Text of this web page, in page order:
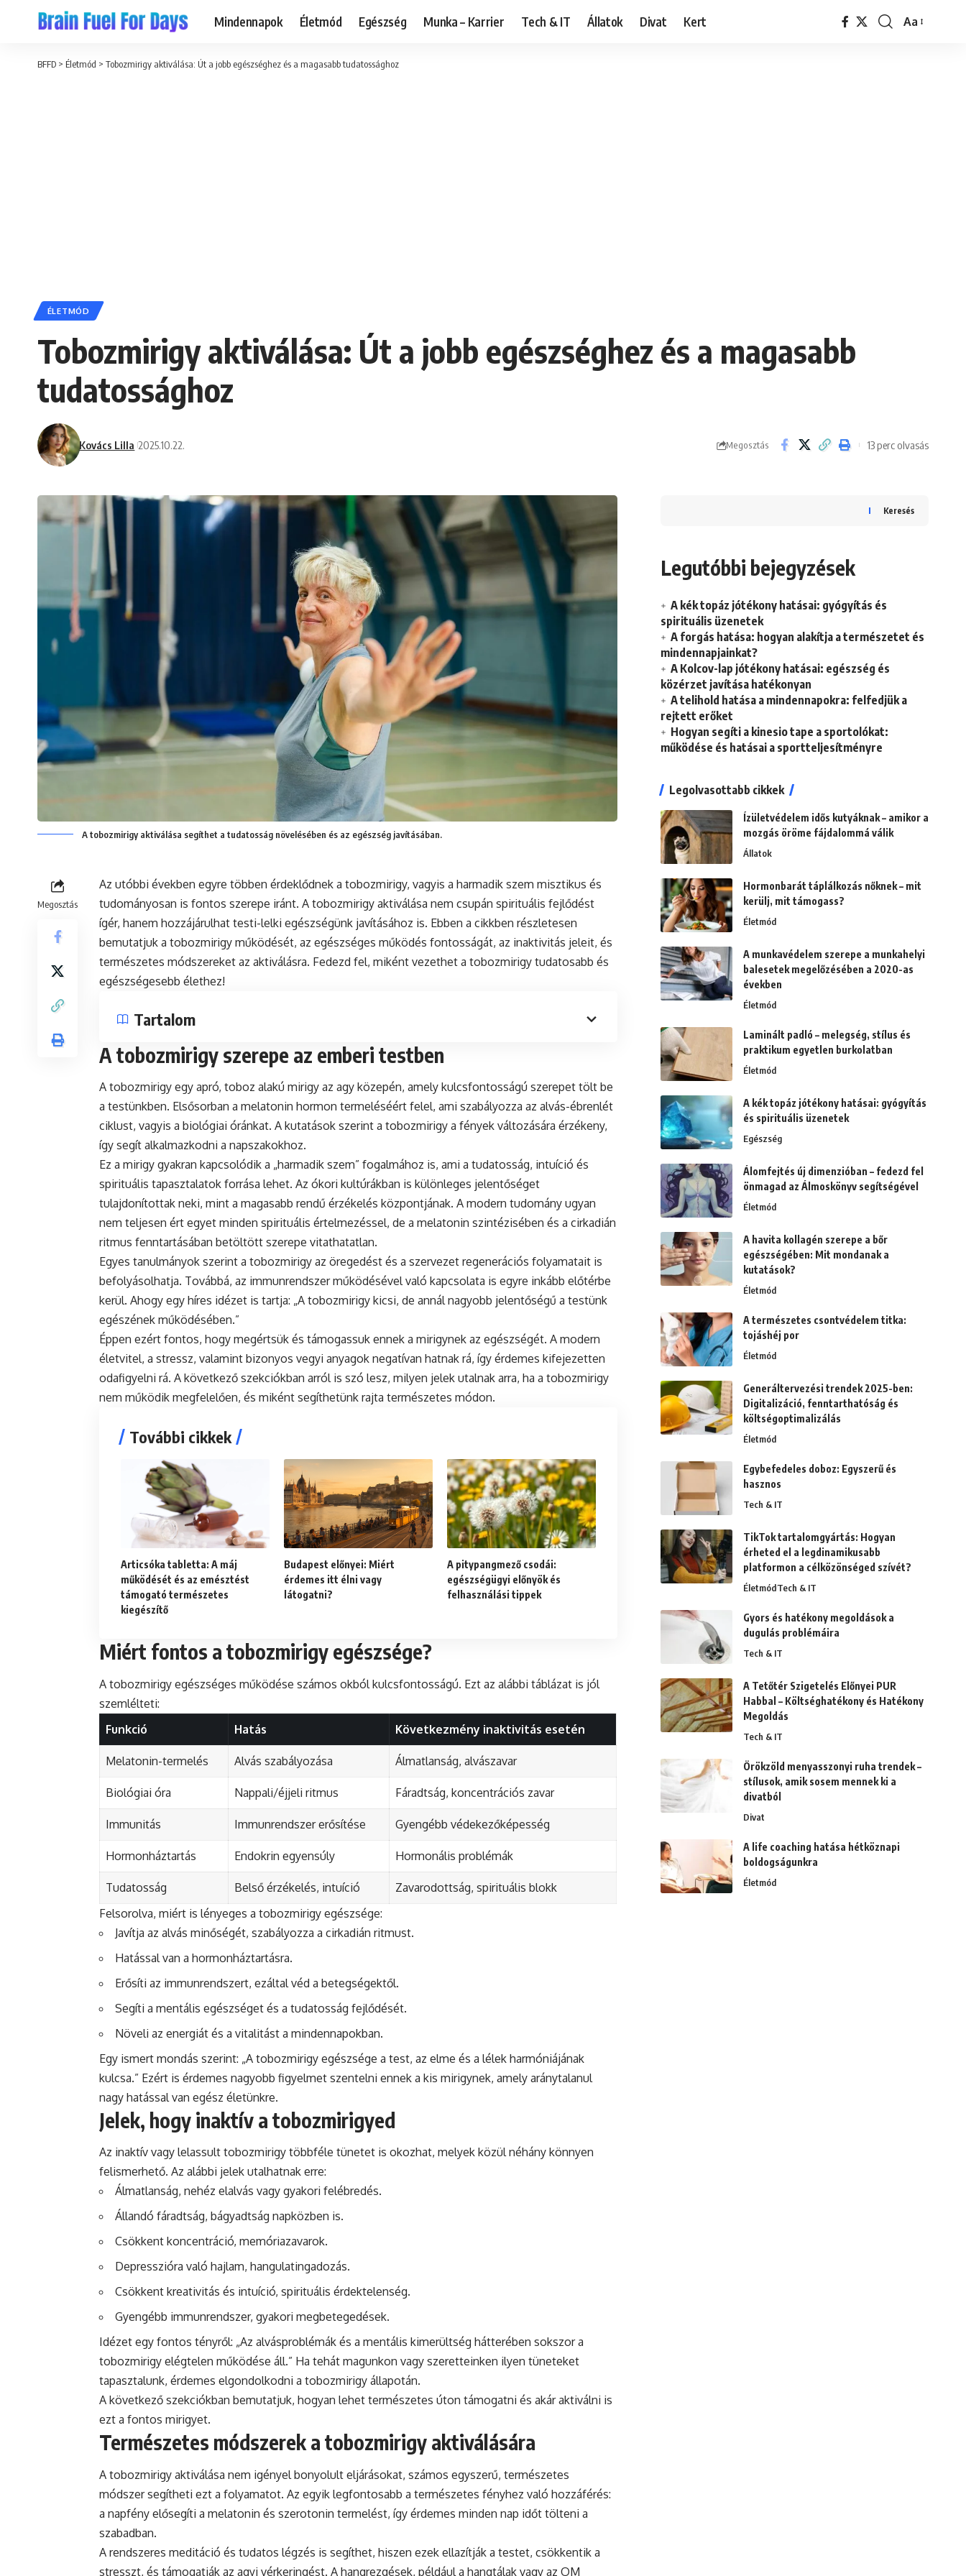
Mindennapok Életmód Egészség Munka – Karrier Tech & IT Állatok Divat Kert
Font
Aa
BFFD > Életmód > Tobozmirigy aktiválása: Út a jobb egészséghez és a magasabb tudatossághoz
ÉLETMÓD
Tobozmirigy aktiválása: Út a jobb egészséghez és a magasabb
tudatossághoz
Kovács Lilla 2025.10.22. Megosztás 13 perc olvasás
A tobozmirigy aktiválása segíthet a tudatosság növelésében és az egészség javításában.
Megosztás
Az utóbbi években egyre többen érdeklődnek a tobozmirigy, vagyis a harmadik szem misztikus és
tudományosan is fontos szerepe iránt. A tobozmirigy aktiválása nem csupán spirituális fejlődést
ígér, hanem hozzájárulhat testi-lelki egészségünk javításához is. Ebben a cikkben részletesen
bemutatjuk a tobozmirigy működését, az egészséges működés fontosságát, az inaktivitás jeleit, és
természetes módszereket az aktiválásra. Fedezd fel, miként vezethet a tobozmirigy tudatosabb és
egészségesebb élethez!
Tartalom
A tobozmirigy szerepe az emberi testben
A tobozmirigy egy apró, toboz alakú mirigy az agy közepén, amely kulcsfontosságú szerepet tölt be
a testünkben. Elsősorban a melatonin hormon termeléséért felel, ami szabályozza az alvás-ébrenlét
ciklust, vagyis a biológiai óránkat. A kutatások szerint a tobozmirigy a fények változására érzékeny,
így segít alkalmazkodni a napszakokhoz.
Ez a mirigy gyakran kapcsolódik a „harmadik szem” fogalmához is, ami a tudatosság, intuíció és
spirituális tapasztalatok forrása lehet. Az ókori kultúrákban is különleges jelentőséget
tulajdonítottak neki, mint a magasabb rendű érzékelés központjának. A modern tudomány ugyan
nem teljesen ért egyet minden spirituális értelmezéssel, de a melatonin szintézisében és a cirkadián
ritmus fenntartásában betöltött szerepe vitathatatlan.
Egyes tanulmányok szerint a tobozmirigy az öregedést és a szervezet regenerációs folyamatait is
befolyásolhatja. Továbbá, az immunrendszer működésével való kapcsolata is egyre inkább előtérbe
kerül. Ahogy egy híres idézet is tartja: „A tobozmirigy kicsi, de annál nagyobb jelentőségű a testünk
egészének működésében.”
Éppen ezért fontos, hogy megértsük és támogassuk ennek a mirigynek az egészségét. A modern
életvitel, a stressz, valamint bizonyos vegyi anyagok negatívan hatnak rá, így érdemes kifejezetten
odafigyelni rá. A következő szekciókban arról is szó lesz, milyen jelek utalnak arra, ha a tobozmirigy
nem működik megfelelően, és miként segíthetünk rajta természetes módon.
További cikkek
Articsóka tabletta: A máj
működését és az emésztést
támogató természetes
kiegészítő
Budapest előnyei: Miért
érdemes itt élni vagy
látogatni?
A pitypangmező csodái:
egészségügyi előnyök és
felhasználási tippek
Miért fontos a tobozmirigy egészsége?
A tobozmirigy egészséges működése számos okból kulcsfontosságú. Ezt az alábbi táblázat is jól
szemlélteti:
Funkció
Hatás Következmény inaktivitás esetén
Melatonin-termelés Alvás szabályozása Álmatlanság, alvászavar
Biológiai óra Nappali/éjjeli ritmus Fáradtság, koncentrációs zavar
Immunitás Immunrendszer erősítése Gyengébb védekezőképesség
Hormonháztartás Endokrin egyensúly Hormonális problémák
Tudatosság Belső érzékelés, intuíció
Zavarodottság, spirituális blokk
Felsorolva, miért is lényeges a tobozmirigy egészsége:
Javítja az alvás minőségét, szabályozza a cirkadián ritmust.
Hatással van a hormonháztartásra.
Erősíti az immunrendszert, ezáltal véd a betegségektől.
Segíti a mentális egészséget és a tudatosság fejlődését.
Növeli az energiát és a vitalitást a mindennapokban.
Egy ismert mondás szerint: „A tobozmirigy egészsége a test, az elme és a lélek harmóniájának
kulcsa.” Ezért is érdemes nagyobb figyelmet szentelni ennek a kis mirigynek, amely aránytalanul
nagy hatással van egész életünkre.
Jelek, hogy inaktív a tobozmirigyed
Az inaktív vagy lelassult tobozmirigy többféle tünetet is okozhat, melyek közül néhány könnyen
felismerhető. Az alábbi jelek utalhatnak erre:
Álmatlanság, nehéz elalvás vagy gyakori felébredés.
Állandó fáradtság, bágyadtság napközben is.
Csökkent koncentráció, memóriazavarok.
Depresszióra való hajlam, hangulatingadozás.
Csökkent kreativitás és intuíció, spirituális érdektelenség.
Gyengébb immunrendszer, gyakori megbetegedések.
Idézet egy fontos tényről: „Az alvásproblémák és a mentális kimerültség hátterében sokszor a
tobozmirigy elégtelen működése áll.” Ha tehát magunkon vagy szeretteinken ilyen tüneteket
tapasztalunk, érdemes elgondolkodni a tobozmirigy állapotán.
A következő szekciókban bemutatjuk, hogyan lehet természetes úton támogatni és akár aktiválni is
ezt a fontos mirigyet.
Természetes módszerek a tobozmirigy aktiválására
A tobozmirigy aktiválása nem igényel bonyolult eljárásokat, számos egyszerű, természetes
módszer segítheti ezt a folyamatot. Az egyik legfontosabb a természetes fényhez való hozzáférés:
a napfény elősegíti a melatonin és szerotonin termelést, így érdemes minden nap időt tölteni a
szabadban.
A rendszeres meditáció és tudatos légzés is segíthet, hiszen ezek ellazítják a testet, csökkentik a
stresszt, és támogatják az agyi vérkeringést. A hangrezgések, például a hangtálak vagy az OM
Keresés
Legutóbbi bejegyzések
A kék topáz jótékony hatásai: gyógyítás és
spirituális üzenetek
A forgás hatása: hogyan alakítja a természetet és
mindennapjainkat?
A Kolcov-lap jótékony hatásai: egészség és
közérzet javítása hatékonyan
A telihold hatása a mindennapokra: felfedjük a
rejtett erőket
Hogyan segíti a kinesio tape a sportolókat:
működése és hatásai a sportteljesítményre
Legolvasottabb cikkek
Ízületvédelem idős kutyáknak – amikor a
mozgás öröme fájdalommá válik
Állatok
Hormonbarát táplálkozás nőknek – mit
kerülj, mit támogass?
Életmód
A munkavédelem szerepe a munkahelyi
balesetek megelőzésében a 2020-as
években
Életmód
Laminált padló – melegség, stílus és
praktikum egyetlen burkolatban
Életmód
A kék topáz jótékony hatásai: gyógyítás
és spirituális üzenetek
Egészség
Álomfejtés új dimenzióban – fedezd fel
önmagad az Álmoskönyv segítségével
Életmód
A havita kollagén szerepe a bőr
egészségében: Mit mondanak a
kutatások?
Életmód
A természetes csontvédelem titka:
tojáshéj por
Életmód
Generáltervezési trendek 2025-ben:
Digitalizáció, fenntarthatóság és
költségoptimalizálás
Életmód
Egybefedeles doboz: Egyszerű és
hasznos
Tech & IT
TikTok tartalomgyártás: Hogyan
érheted el a legdinamikusabb
platformon a célközönséged szívét?
ÉletmódTech & IT
Gyors és hatékony megoldások a
dugulás problémáira
Tech & IT
A Tetőtér Szigetelés Előnyei PUR
Habbal – Költséghatékony és Hatékony
Megoldás
Tech & IT
Örökzöld menyasszonyi ruha trendek –
stílusok, amik sosem mennek ki a
divatból
Divat
A life coaching hatása hétköznapi
boldogságunkra
Életmód